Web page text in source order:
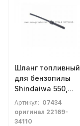
Шланг топливный
для бензопилы
Shindaiwa 550,
575, 577, 680, 695,
757 (22169-34110)
Артикул: 07434
оригинал 22169-
34110